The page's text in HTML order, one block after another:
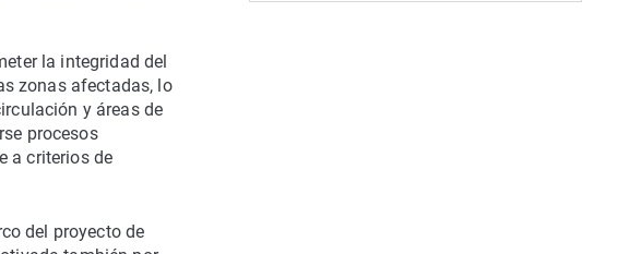
la integridad del
zonas afectadas, lo
y áreas de
procesos
a criterios de
del proyecto de